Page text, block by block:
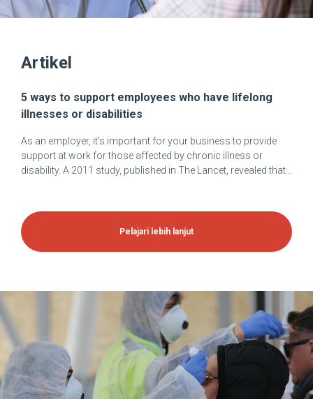
Artikel
5 ways to support employees who have lifelong
illnesses or disabilities
As an employer, it’s important for your business to provide
support at work for those affected by chronic illness or
disability. A 2011 study, published in The Lancet, revealed that…